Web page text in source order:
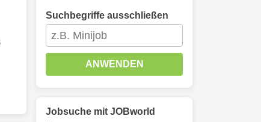
Suchbegriffe ausschließen
ANWENDEN
Jobsuche mit JOBworld